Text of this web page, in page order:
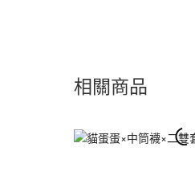
相關商品